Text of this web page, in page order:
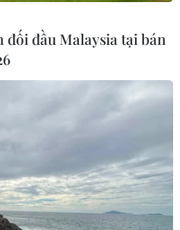
"Diên Hi công lược" phá
đầu Malaysia tại bán